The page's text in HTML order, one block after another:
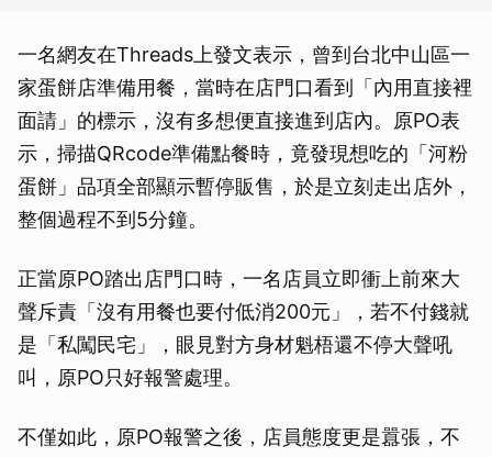
一名網友在Threads上發文表示，曾到台北中山區一
家蛋餅店準備用餐，當時在店門口看到「內用直接裡
面請」的標示，沒有多想便直接進到店內。原PO表
示，掃描QRcode準備點餐時，竟發現想吃的「河粉
蛋餅」品項全部顯示暫停販售，於是立刻走出店外，
整個過程不到5分鐘。
正當原PO踏出店門口時，一名店員立即衝上前來大
聲斥責「沒有用餐也要付低消200元」，若不付錢就
是「私闖民宅」，眼見對方身材魁梧還不停大聲吼
叫，原PO只好報警處理。
不僅如此，原PO報警之後，店員態度更是囂張，不